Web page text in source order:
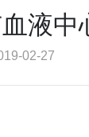
血液
02-27